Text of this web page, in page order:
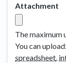
Attachment
The maximum
You can upload:
spreadsheet,